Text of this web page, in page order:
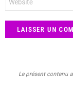
web
Le présent contenu